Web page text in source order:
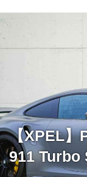
【XPEL】
911 Turbo